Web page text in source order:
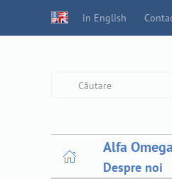
in English
Alfa Omega
Despre noi